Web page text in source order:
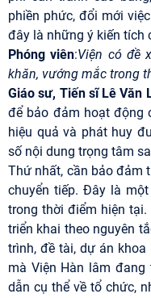
phiền phức, đổi mới
đây là những ý kiến tích
Phóng viên:Viện có đề
khăn, vướng mắc trong
Giáo sư, Tiến sĩ Lê Văn
để bảo đảm hoạt động
hiệu quả và phát huy
số nội dung trọng tâm
Thứ nhất, cần bảo đảm
chuyển tiếp. Đây là
trong thời điểm hiện
triển khai theo nguyên
trình, đề tài, dự án
mà Viện Hàn lâm
dẫn cụ thể về tổ chức,